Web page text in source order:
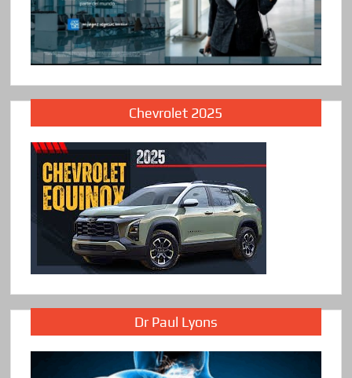
Chevrolet 2025
Dr Paul Lyons